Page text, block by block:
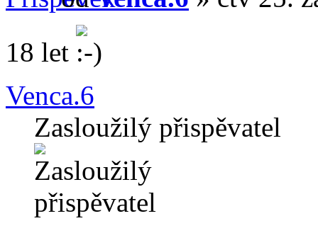
18 let
Venca.6
Zasloužilý přispěvatel